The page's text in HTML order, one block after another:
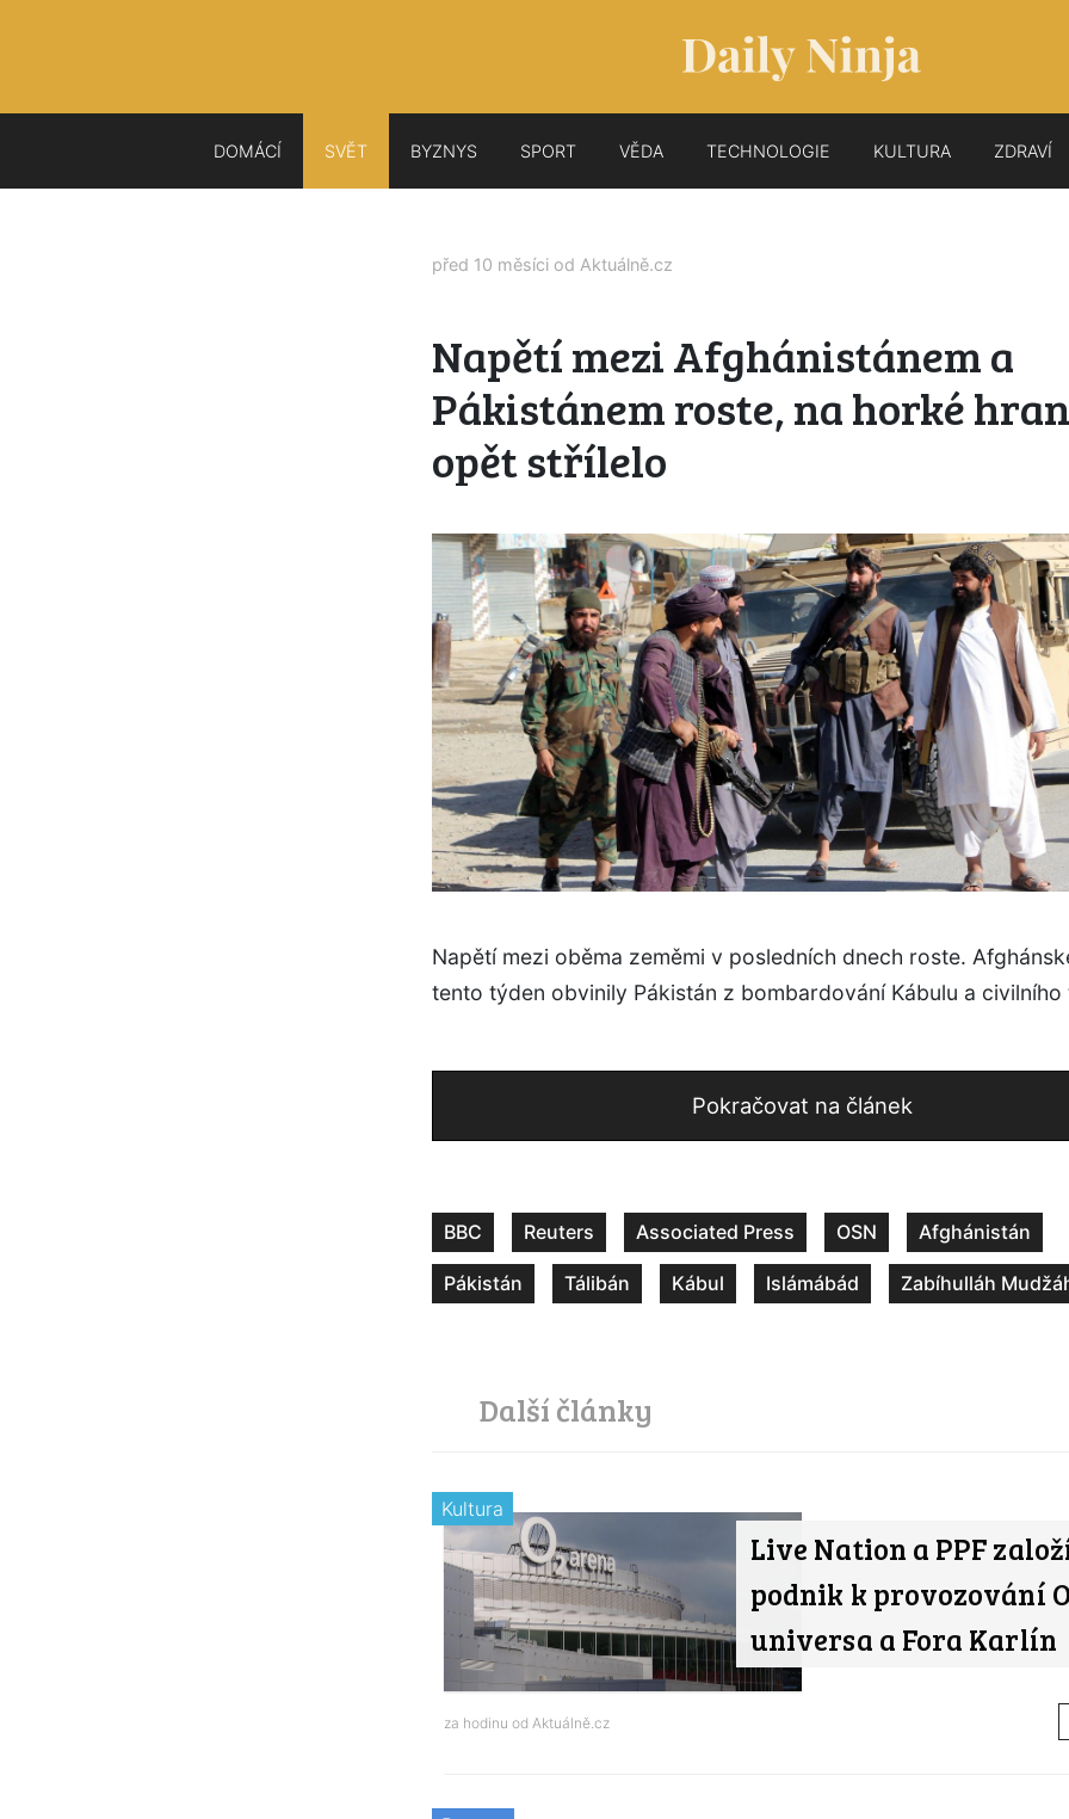
DOMÁCÍ SVĚT BYZNYS SPORT VĚDA TECHNOLOGIE KULTURA ZDRAVÍ
před 10 měsíci od Aktuálně.cz
Napětí mezi Afghánistánem a
Pákistánem roste, na horké
opět střílelo
Napětí mezi oběma zeměmi v posledních dnech roste.
tento týden obvinily Pákistán z bombardování Kábulu a civilního
Pokračovat na článek
BBC Reuters Associated Press OSN Afghánistán
Pákistán Tálibán Kábul Islámábád Zabíhulláh
Další články
Live Nation a PPF
podnik k provozování
universa a Fora Karlín
Kultura
za hodinu od Aktuálně.cz